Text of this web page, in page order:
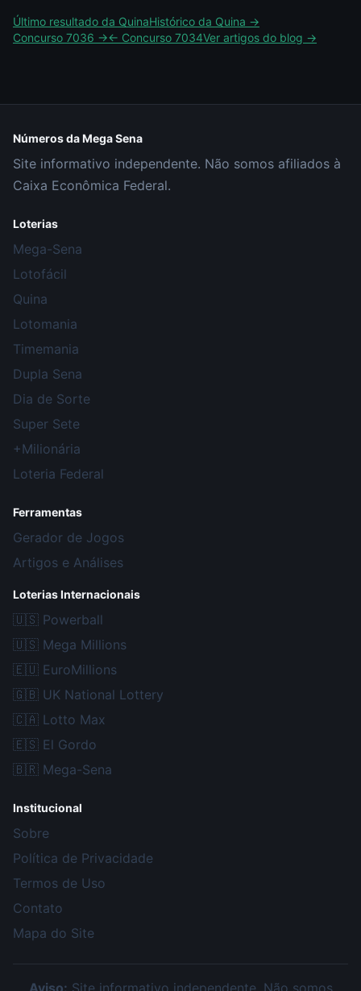
Último resultado da QuinaHistórico da Quina →
Concurso 7036 →← Concurso 7034Ver artigos do blog →
Números da Mega Sena
Site informativo independente. Não somos afiliados à
Caixa Econômica Federal.
Loterias
Mega-Sena
Lotofácil
Quina
Lotomania
Timemania
Dupla Sena
Dia de Sorte
Super Sete
+Milionária
Loteria Federal
Ferramentas
Gerador de Jogos
Artigos e Análises
Loterias Internacionais
🇺🇸 Powerball
🇺🇸 Mega Millions
🇪🇺 EuroMillions
🇬🇧 UK National Lottery
🇨🇦 Lotto Max
🇪🇸 El Gordo
🇧🇷 Mega-Sena
Institucional
Sobre
Política de Privacidade
Termos de Uso
Contato
Mapa do Site
Aviso: Site informativo independente. Não somos